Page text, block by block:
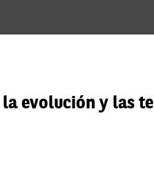
la evolución y las